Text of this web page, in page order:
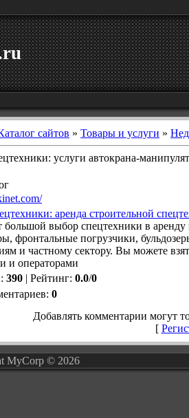
сайтов » Товары и услуги »
услуги автокрана-
аренда строительной
большой выбор спецтехники в
фронтальные погрузчики,
и частному сектору. Вы можете
и операторами
: 390 | Рейтинг: 0.0/0
: 0
Добавлять комментарии могут
[
MyCorp © 2026